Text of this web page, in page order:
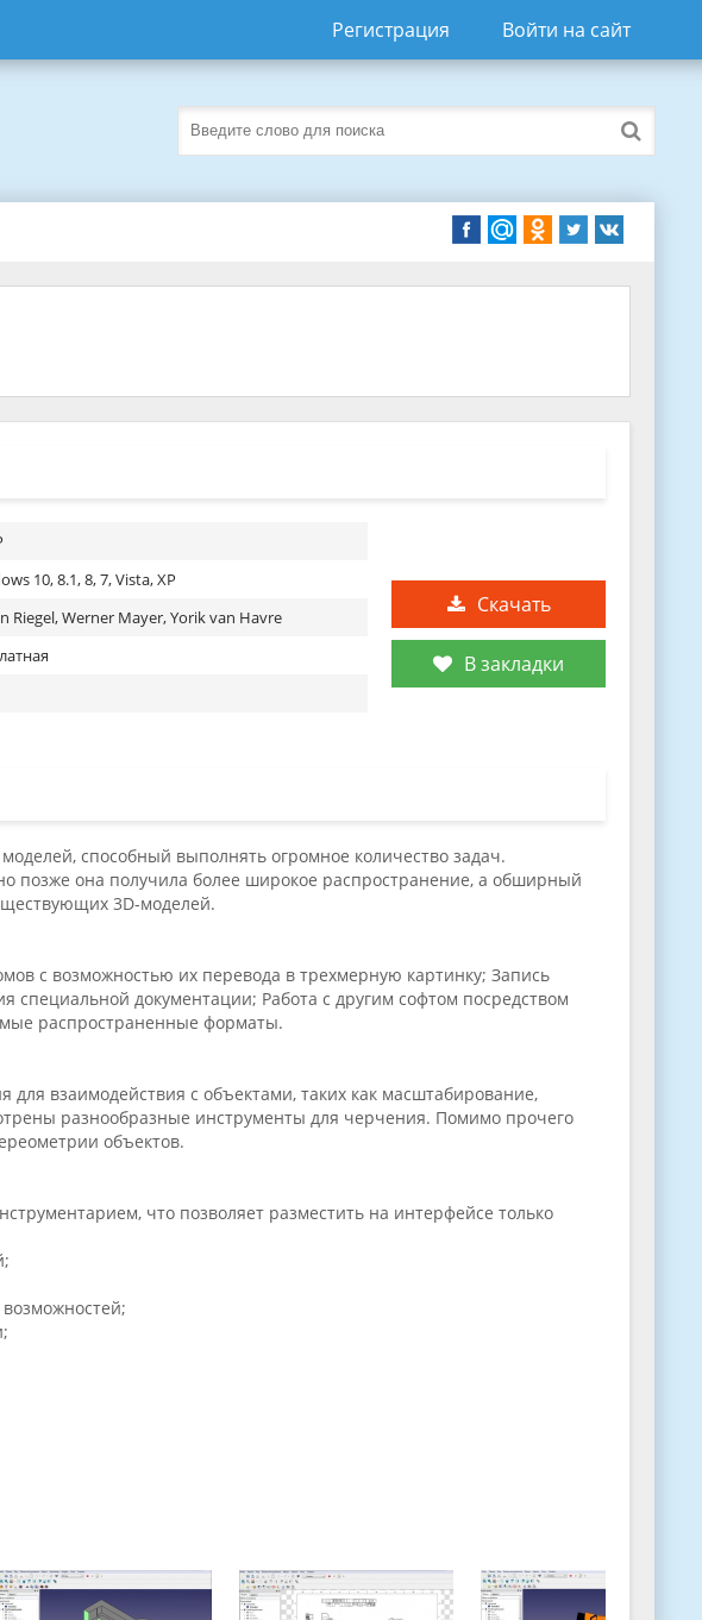
Регистрация Войти на сайт
Скачать
В закладки
10, 8.1, 8, 7, Vista, XP
Riegel, Werner Mayer, Yorik van Havre
способный выполнять огромное количество задач.
позже она получила более широкое распространение, а обширный
3D-моделей.
с возможностью их перевода в трехмерную картинку; Запись
документации; Работа с другим софтом посредством
распространенные форматы.
взаимодействия с объектами, таких как масштабирование,
разнообразные инструменты для черчения. Помимо прочего
объектов.
что позволяет разместить на интерфейсе только